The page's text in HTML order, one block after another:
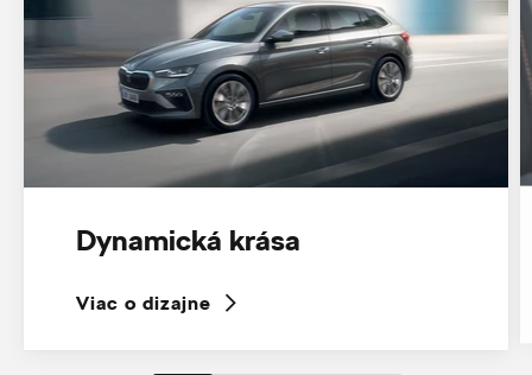
Dynamická krása
Viac o dizajne